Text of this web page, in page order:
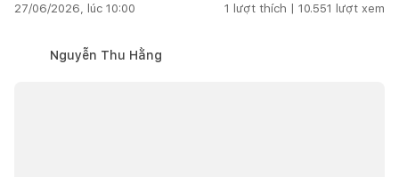
27/06/2026, lúc 10:00 1 lượt thích | 10.551 lượt xem
Nguyễn Thu Hằng